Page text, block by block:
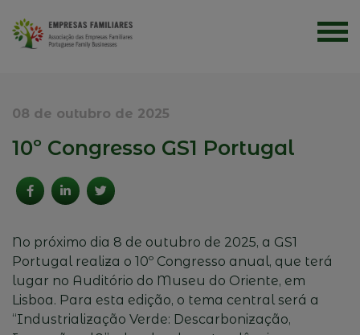
08 de outubro de 2025
10º Congresso GS1 Portugal
No próximo dia 8 de outubro de 2025, a GS1
Portugal realiza o 10º Congresso anual, que terá
lugar no Auditório do Museu do Oriente, em
Lisboa. Para esta edição, o tema central será a
“Industrialização Verde: Descarbonização,